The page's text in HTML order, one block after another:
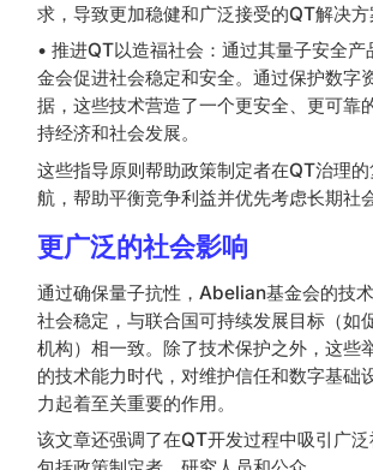
求，导致更加稳健和广泛接受的QT解决方
• 推进QT以造福社会：通过其量子安全
金会促进社会稳定和安全。通过保护数字
据，这些技术营造了一个更安全、更可靠
持经济和社会发展。
这些指导原则帮助政策制定者在QT治理
航，帮助平衡竞争利益并优先考虑长期社
更广泛的社会影响
通过确保量子抗性，Abelian基金会的技
社会稳定，与联合国可持续发展目标（如
机构）相一致。除了技术保护之外，这些
的技术能力时代，对维护信任和数字基础
力起着至关重要的作用。
该文章还强调了在QT开发过程中吸引广泛